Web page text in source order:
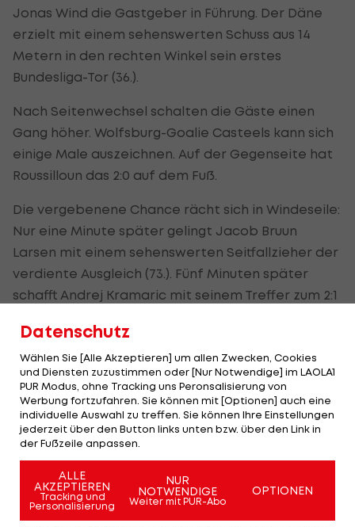
Jonas Wind die Gastgeber in Führung. Der Däne
erzielt mit einem sehenswerten Schuss aus 14
Metern in den rechten Winkel sein erstes
Bundesliga-Tor (36.).
Nach Seitenwechsel schalten die Gäste einen
Gang höher. Wolfsburg-Goalie Casteels kann sich
einige Male auszeichnen. Auf der Gegenseite hat
Roussilloun das 2:0 auf dem Fuß.
Die vergebenene Chance rächt sich in Windeseile:
Nur eine Minute später gelingt Jacob Bruun
Larsen mit einem sehenswerten Seitfallzieher der
verdiente Ausgleich (73.). Fünf Minuten später
schafft Andrej Kramaric mit seinem Treffer zum 2:1
Hoffenheimer (78.).
Wolfsburg wirft in Folge noch einmal alles nach
vorne. Hoffenheim-Torhüter Baumann kann sich
bei einem starken Wind-Kopfball auszeichnen
(82.). Danach können sich die Gastgeber aber
keine weitere Top-Chance mehr herausspielen.
Wolfsburg rutscht damit auf den zwölften Rang
ab. Hoffenheim rückt auf Position vier nach vorne.
Datenschutz
Wählen Sie [Alle Akzeptieren] um allen Zwecken, Cookies
und Diensten zuzustimmen oder [Nur Notwendige] im LAOLA1
PUR Modus, ohne Tracking uns Peronsalisierung von
Werbung fortzufahren. Sie können mit [Optionen] auch eine
individuelle Auswahl zu treffen. Sie können Ihre Einstellungen
jederzeit über den Button links unten bzw. über den Link in
der Fußzeile anpassen.
ALLE
AKZEPTIEREN
Tracking und
Personalisierung
NUR
NOTWENDIGE
Weiter mit PUR-Abo
OPTIONEN